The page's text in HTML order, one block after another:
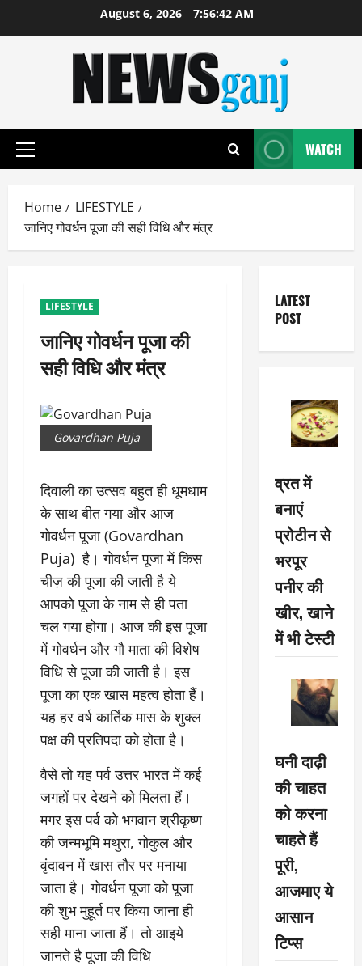
August 6, 2026 7:56:43 AM
Primary
WATCH
Home
LIFESTYLE
जानिए गोवर्धन पूजा की सही विधि और मंत्र
LIFESTYLE
जानिए गोवर्धन पूजा की
सही विधि और मंत्र
Govardhan Puja
दिवाली का उत्सव बहुत ही धूमधाम
के साथ बीत गया और आज
गोवर्धन पूजा (Govardhan
Puja) है। गोवर्धन पूजा में किस
चीज़ की पूजा की जाती है ये
आपको पूजा के नाम से ही पता
चल गया होगा। आज की इस पूजा
में गोवर्धन और गौ माता की विशेष
विधि से पूजा की जाती है। इस
पूजा का एक खास महत्व होता हैं।
यह हर वर्ष कार्तिक मास के शुक्ल
पक्ष की प्रतिपदा को होता है।
वैसे तो यह पर्व उत्तर भारत में कई
जगहों पर देखने को मिलता हैं।
मगर इस पर्व को भगवान श्रीकृष्ण
की जन्मभूमि मथुरा, गोकुल और
वृंदावन में खास तौर पर मनाया
जाता है। गोवर्धन पूजा को पूजा
की शुभ मुहूर्त पर किया जाना ही
सही माना जाता हैं। तो आइये
जानते है पूजा की विधि
LATEST
POST
व्रत में
बनाएं
प्रोटीन से
भरपूर
पनीर की
खीर, खाने
में भी टेस्टी
घनी दाढ़ी
की चाहत
को करना
चाहते हैं
पूरी,
आजमाए ये
आसान
टिप्स